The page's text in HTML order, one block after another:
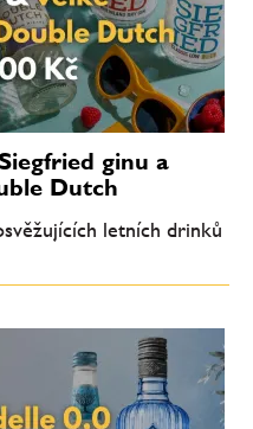
ginu a
Dutch
letních drinků